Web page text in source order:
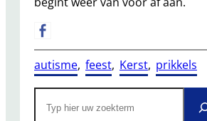
autisme, feest, Kerst, prikkels